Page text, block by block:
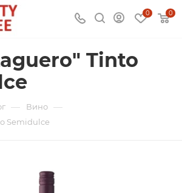
0 0
Tinto
— Вино —
Semidulce